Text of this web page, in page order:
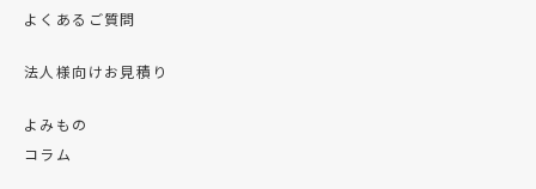
よくあるご質問
法人様向けお見積り
よみもの
コラム